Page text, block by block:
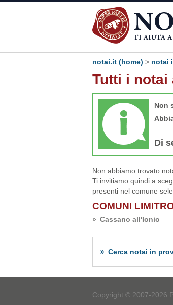
notai.it (home) > notai
Tutti i notai
Non
Di
Non abbiamo trovato
Ti invitiamo quindi a
presenti nel comune
COMUNI
Cassano all'Ionio
Cerca notai in
Copyright © 2007-2026